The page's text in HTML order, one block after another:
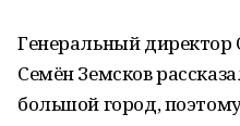
Генеральный
Семён Земсков
большой город,